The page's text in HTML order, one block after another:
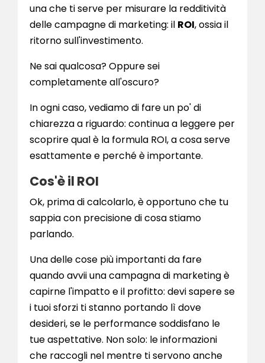
una che ti serve per misurare la redditività
delle campagne di marketing: il ROI, ossia il
ritorno sull'investimento.
Ne sai qualcosa? Oppure sei
completamente all'oscuro?
In ogni caso, vediamo di fare un po' di
chiarezza a riguardo: continua a leggere per
scoprire qual è la formula ROI, a cosa serve
esattamente e perché è importante.
Cos'è il ROI
Ok, prima di calcolarlo, è opportuno che tu
sappia con precisione di cosa stiamo
parlando.
Una delle cose più importanti da fare
quando avvii una campagna di marketing è
capirne l'impatto e il profitto: devi sapere se
i tuoi sforzi ti stanno portando lì dove
desideri, se le performance soddisfano le
tue aspettative. Non solo: le informazioni
che raccogli nel mentre ti servono anche